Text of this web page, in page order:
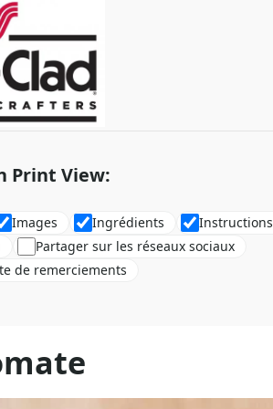
Print View:
Images Ingrédients
Instructions
Partager sur les réseaux sociaux
de remerciements